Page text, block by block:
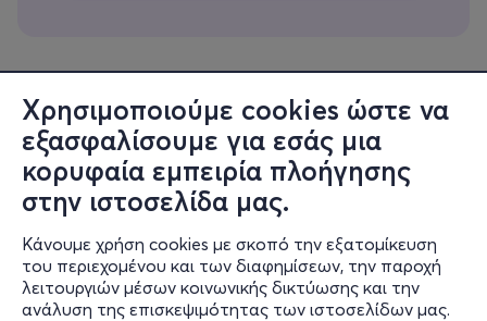
Χρησιμοποιούμε cookies ώστε να
εξασφαλίσουμε για εσάς μια
κορυφαία εμπειρία πλοήγησης
στην ιστοσελίδα μας.
Κάνουμε χρήση cookies με σκοπό την εξατομίκευση
του περιεχομένου και των διαφημίσεων, την παροχή
λειτουργιών μέσων κοινωνικής δικτύωσης και την
ανάλυση της επισκεψιμότητας των ιστοσελίδων μας.
Πληροφορίες
Υποστήριξη
Stay Connected